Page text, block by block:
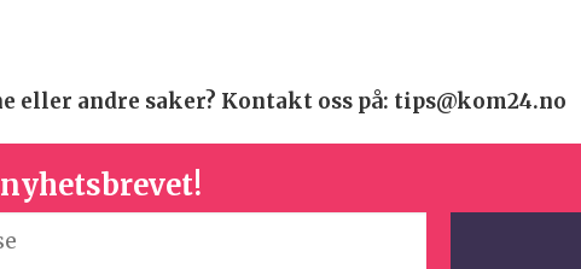
eller andre saker? Kontakt oss på: tips@kom24.no